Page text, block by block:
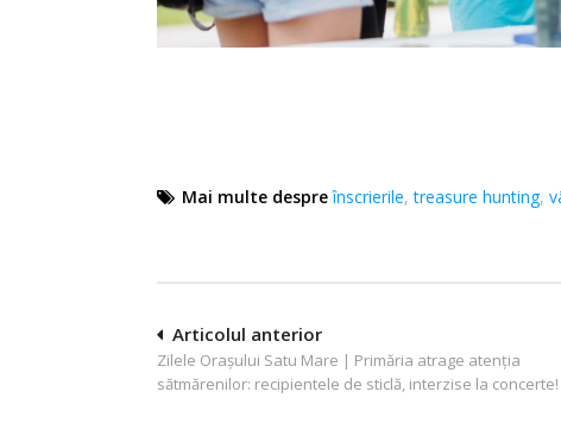
Mai multe despre înscrierile,treasure hunting,
Navigare
în
Articolul anterior
Zilele Orașului Satu Mare | Primăria atrage atenția
sătmărenilor: recipientele de sticlă, interzise la concerte!